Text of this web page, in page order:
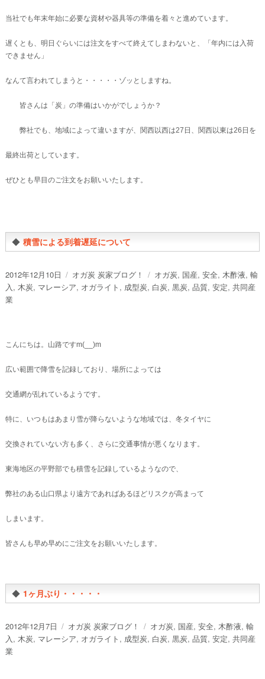
当社でも年末年始に必要な資材や器具等の準備を着々と進めています。
遅くとも、明日ぐらいには注文をすべて終えてしまわないと、「年内には入荷
できません」
なんて言われてしまうと・・・・・ゾッとしますね。
皆さんは「炭」の準備はいかがでしょうか？
弊社でも、地域によって違いますが、関西以西は27日、関西以東は26日を
最終出荷としています。
ぜひとも早目のご注文をお願いいたします。
◆ 積雪による到着遅延について
投
稿
日:
2012年12月10日
カ
テ
オガ炭 炭家ブログ！
タ
グ
オガ炭, 国産, 安全, 木酢液, 輸
入, 木炭, マレーシア, オガライト , 成型炭, 白炭, 黒炭, 品質, 安定, 共同産
業
こんにちは。山路ですm(__)m
広い範囲で降雪を記録しており、場所によっては
交通網が乱れているようです。
特に、いつもはあまり雪が降らないような地域では、冬タイヤに
交換されていない方も多く、さらに交通事情が悪くなります。
東海地区の平野部でも積雪を記録しているようなので、
弊社のある山口県より遠方であればあるほどリスクが高まって
しまいます。
皆さんも早め早めにご注文をお願いいたします。
◆ 1ヶ月ぶり・・・・・
投
稿
日:
2012年12月7日
カ
テ
オガ炭 炭家ブログ！
タ
グ
オガ炭, 国産, 安全, 木酢液, 輸
入, 木炭, マレーシア, オガライト , 成型炭, 白炭, 黒炭, 品質, 安定, 共同産
業